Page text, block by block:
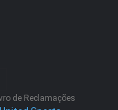
de Reclamações